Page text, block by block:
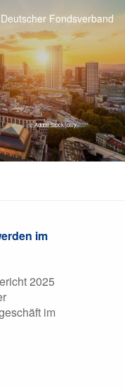
Deutscher Fondsverband
© Adobe Stock/jotily
im
2025
im